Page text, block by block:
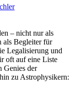
– nicht nur als
als Begleiter für
Legalisierung und
oft auf eine Liste
Genies der
zu Astrophysikern: